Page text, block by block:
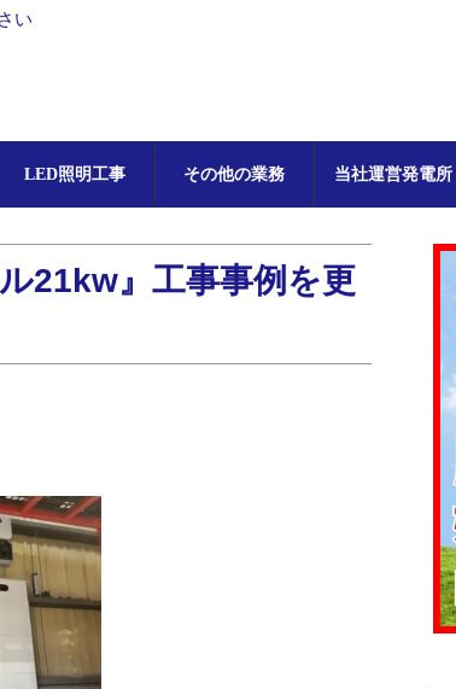
い
LED照明工事 その他の業務 当社運営発電所
21kw』工事事例を更